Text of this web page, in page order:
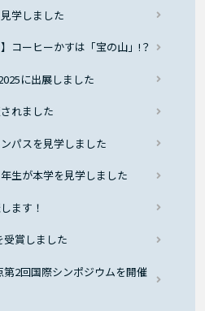
学しました
コーヒーかすは「宝の山」!？
に出展しました
れました
パスを見学しました
生が本学を見学しました
ます！
受賞しました
第2回国際シンポジウムを開催